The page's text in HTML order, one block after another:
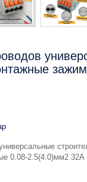
0.08-2.5(4.0)мм2